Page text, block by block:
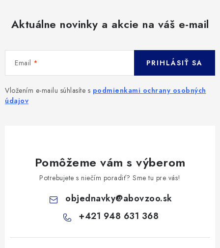
Aktuálne novinky a akcie na váš e-mail
Email
Vložením e-mailu súhlasíte s podmienkami ochrany osobných
údajov
PRIHLÁSIŤ SA
Pomôžeme vám s výberom
Potrebujete s niečím poradiť? Sme tu pre vás!
objednavky@abovzoo.sk
+421 948 631 368